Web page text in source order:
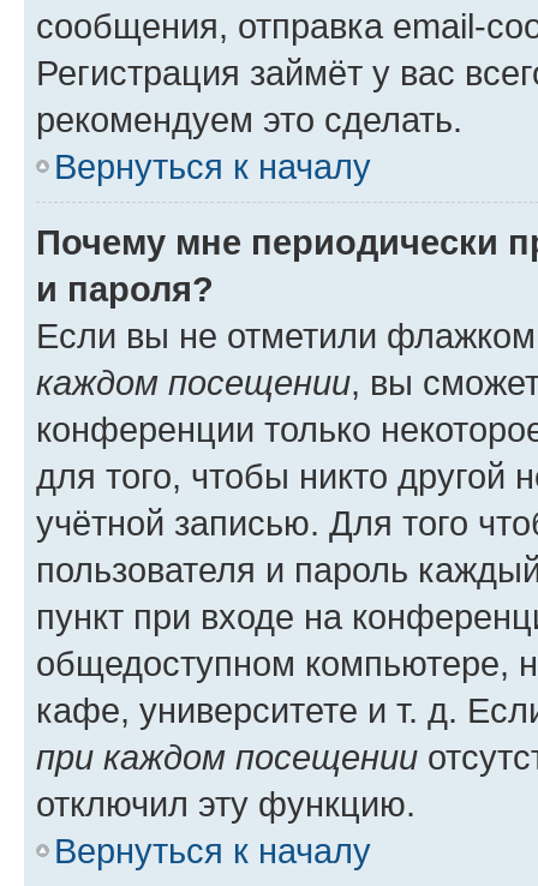
сообщения, отправка email-
Регистрация займёт у вас
рекомендуем это сделать.
Вернуться к началу
Почему мне периодически
и пароля?
Если вы не отметили
каждом посещении, вы
конференции только
для того, чтобы никто другой
учётной записью. Для того
пользователя и пароль
пункт при входе на
общедоступном компьютере,
кафе, университете и т. д.
при каждом посещении
отключил эту функцию.
Вернуться к началу